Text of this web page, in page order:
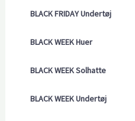
BLACK FRIDAY Undertøj
BLACK WEEK Huer
BLACK WEEK Solhatte
BLACK WEEK Undertøj